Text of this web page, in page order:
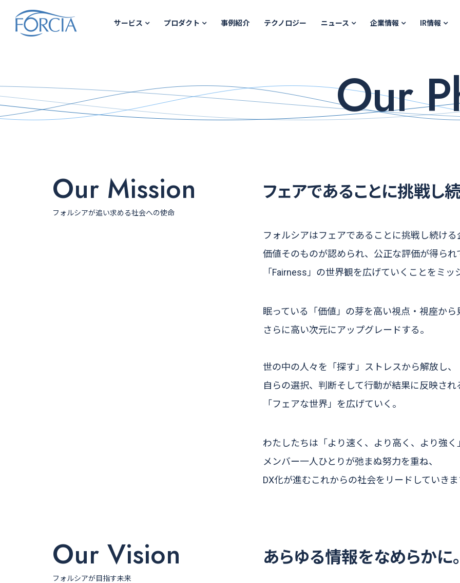
サービス プロダクト 事例紹介 テクノロジー ニュース 企業情報 IR情報
Our
Our Mission
フォルシアが追い求める社会への使命
フェアであることに挑戦し
フォルシアはフェアであることに挑戦し続ける
価値そのものが認められ、公正な評価が得られ
「Fairness」の世界観を広げていくことをミッ
眠っている「価値」の芽を高い視点・視座から
さらに高い次元にアップグレードする。
世の中の人々を「探す」ストレスから解放し、
自らの選択、判断そして行動が結果に反映され
「フェアな世界」を広げていく。
わたしたちは「より速く、より高く、より強
メンバー一人ひとりが弛まぬ努力を重ね、
DX化が進むこれからの社会をリードしていきま
Our Vision
フォルシアが目指す未来
あらゆる情報をなめらかに